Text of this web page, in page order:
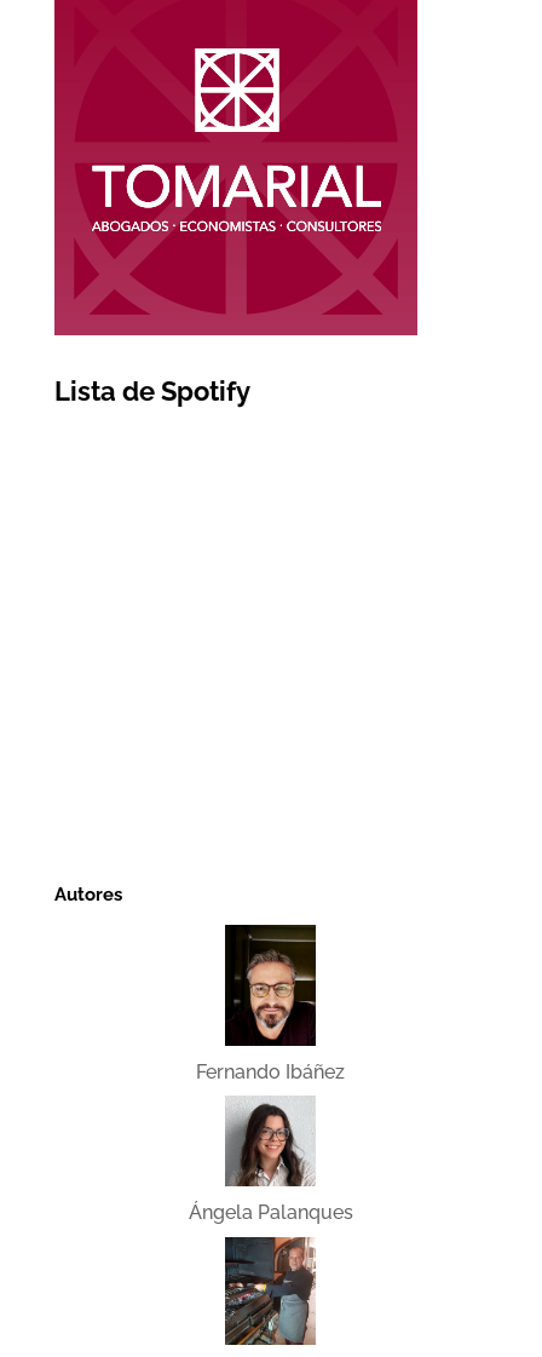
Lista de Spotify
Autores
Fernando Ibáñez
Ángela Palanques